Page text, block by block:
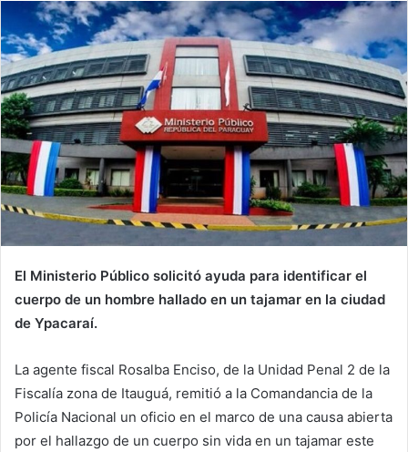
El Ministerio Público solicitó ayuda para identificar el
cuerpo de un hombre hallado en un tajamar en la ciudad
de Ypacaraí.
La agente fiscal Rosalba Enciso, de la Unidad Penal 2 de la
Fiscalía zona de Itauguá, remitió a la Comandancia de la
Policía Nacional un oficio en el marco de una causa abierta
por el hallazgo de un cuerpo sin vida en un tajamar este